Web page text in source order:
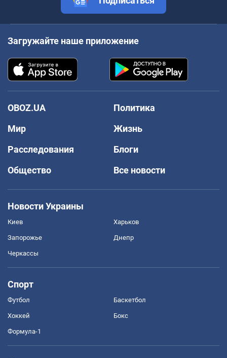
Загружайте наше приложение
OBOZ.UA
Политика
Мир
Жизнь
Расследования
Блоги
Общество
Все новости
Новости Украины
Киев Харьков
Запорожье Днепр
Черкассы
Спорт
Футбол Баскетбол
Хоккей Бокс
Формула-1